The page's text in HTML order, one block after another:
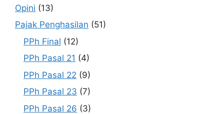
Opini (13)
Pajak Penghasilan (51)
PPh Final (12)
PPh Pasal 21 (4)
PPh Pasal 22 (9)
PPh Pasal 23 (7)
PPh Pasal 26 (3)